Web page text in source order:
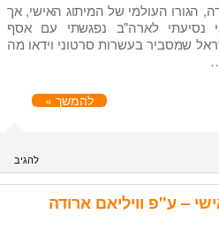
הגורו העולמי של המיתוג האישי, אך
נסיעתי לארה"ב נפגשתי עם אסף
שמסביר בעשרות סרטוני וידאו מה
להמשך »
להגיב
– ע"פ וויליאם ארודה